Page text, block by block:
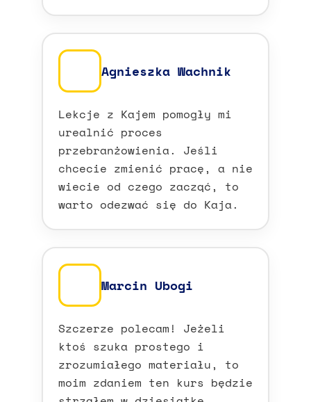
Agnieszka Wachnik
Lekcje z Kajem pomogły mi
urealnić proces
przebranżowienia. Jeśli
chcecie zmienić pracę, a nie
wiecie od czego zacząć, to
warto odezwać się do Kaja.
Marcin Ubogi
Szczerze polecam! Jeżeli
ktoś szuka prostego i
zrozumiałego materiału, to
moim zdaniem ten kurs będzie